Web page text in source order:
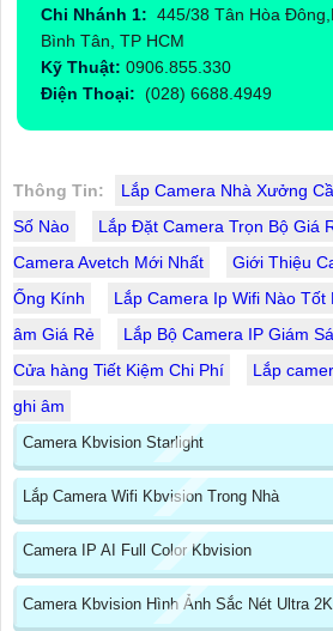
Chi Nhánh 1: 445/38 Tân Hòa
Bình Tân, TP HCM
Kỹ Thuật: 0906.855.330
Điện Thoại: (028) 6688.4949
Thông Tin:
Lắp Camera Nhà Xưởng
Số Nào
Lắp Đặt Camera Trọn Bộ Giá
Camera Avetch Mới Nhất
Giới Thiệu
Ống Kính
Lắp Camera Ip Wifi Nào Tốt
âm Giá Rẻ
Lắp Bộ Camera IP Giám
Cửa hàng Tiết Kiệm Chi Phí
Lắp
ghi âm
Camera Kbvision Starlight
Lắp Camera Wifi Kbvision Trong Nhà
Camera IP AI Full Color Kbvision
Camera Kbvision Hình Ảnh Sắc Nét Ultra 2K